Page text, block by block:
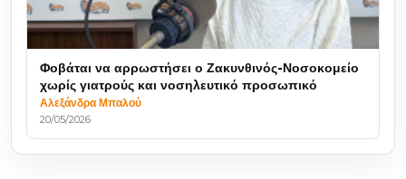
Φοβάται να αρρωστήσει ο Ζακυνθινός-Νοσοκομείο
χωρίς γιατρούς και νοσηλευτικό προσωπικό
Αλεξάνδρα Μπαλού
20/05/2026